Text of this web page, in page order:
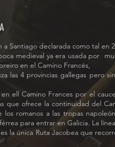
Santiago declarada como tal en
medieval ya era usada por
en el Camino Francés,
las 4 provincias gallegas pero
ell Camino Frances por el
que ofrece la continuidad del
romanos a las tropas
para entrar en Galicia. La
la única Ruta Jacobea que